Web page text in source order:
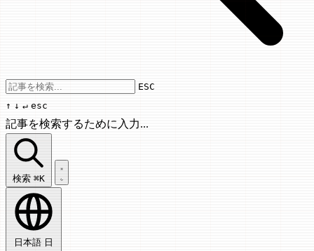
Use arrow keys to navigate results,
ESC
↑ ↓ ↵ esc
記事を検索するために入力...
記事を検索...
検索 ⌘K
日本語 日